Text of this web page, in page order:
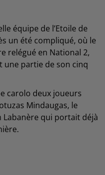
équipe de l’Etoile de
un été compliqué, où le
relégué en National 2,
une partie de son cinq
carolo deux joueurs
Mindaugas, le
Labanère qui portait déjà